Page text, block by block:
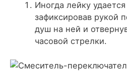
Иногда лейку
зафиксировав рукой
душ на ней и
часовой стрелки.